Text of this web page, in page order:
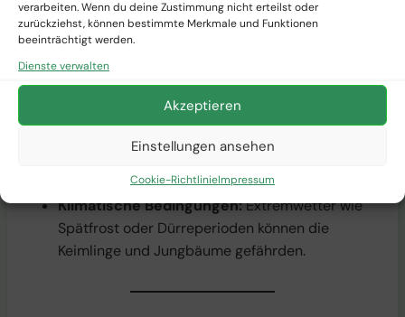
verarbeiten. Wenn du deine Zustimmung nicht erteilst oder
zurückziehst, können bestimmte Merkmale und Funktionen
beeinträchtigt werden.
Dienste verwalten
Akzeptieren
Einstellungen ansehen
Cookie-RichtlinieImpressum
Triebe und Baumsetzlinge, insbesondere von
Eichen. Ohne Schutzmaßnahmen wie Zäune
oder natürliche Raubtiere (z. B. Wölfe) können
die Jungpflanzen schwer geschädigt werden.
Konkurrenz durch andere Pflanzen:
manchen Gebieten überwuchern Gräser und
Sträucher die jungen Bäume und nehmen ihnen
Klimatische Bedingungen:Extremwetter wie
Spätfrost oder Dürreperioden können die
Keimlinge und Jungbäume gefährden.